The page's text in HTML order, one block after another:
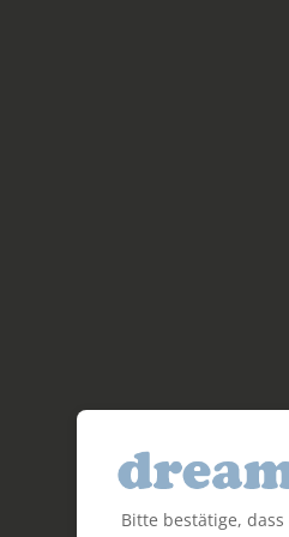
Bitte bestätige,